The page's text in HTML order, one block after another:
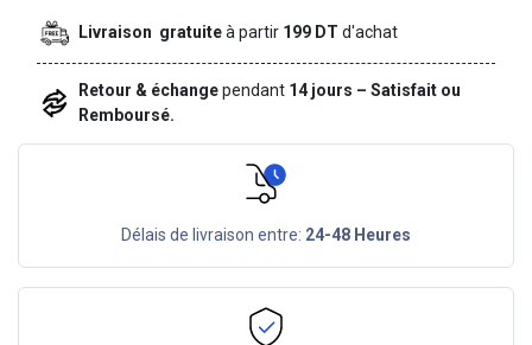
Livraison gratuiteà partir 199 DTd'achat
Retour & échangependant 14 jours – Satisfait ou
Remboursé.
Délais de livraison entre: 24-48 Heures